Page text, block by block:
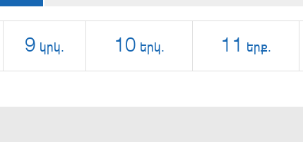
9 կրկ. 10 երկ. 11 երք.